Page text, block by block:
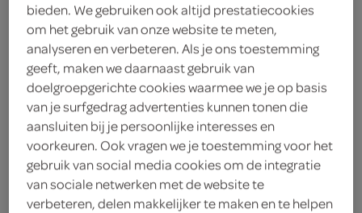
Rennie maagtabletten
Pepermunt
Rennie
12.
89
96 Stuks
bieden. We gebruiken ook altijd prestatiecookies
om het gebruik van onze website te meten,
analyseren en verbeteren. Als je ons toestemming
geeft, maken we daarnaast gebruik van
doelgroepgerichte cookies waarmee we je op basis
van je surfgedrag advertenties kunnen tonen die
aansluiten bij je persoonlijke interesses en
voorkeuren. Ook vragen we je toestemming voor het
gebruik van social media cookies om de integratie
van sociale netwerken met de website te
verbeteren, delen makkelijker te maken en te helpen